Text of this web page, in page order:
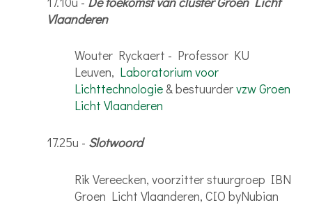
Vlaanderen
Wouter Ryckaert - Professor KU
Leuven, Laboratorium voor
Lichttechnologie& bestuurdervzw Groen
Licht Vlaanderen
17.25u - Slotwoord
Rik Vereecken, voorzitter stuurgroep IBN
Groen Licht Vlaanderen, CIO byNubian